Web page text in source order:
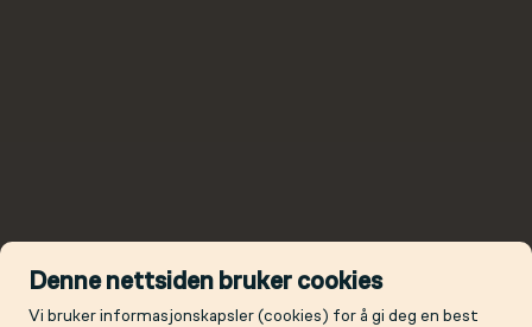
Denne nettsiden bruker cookies
Vi bruker informasjonskapsler (cookies) for å gi deg en best